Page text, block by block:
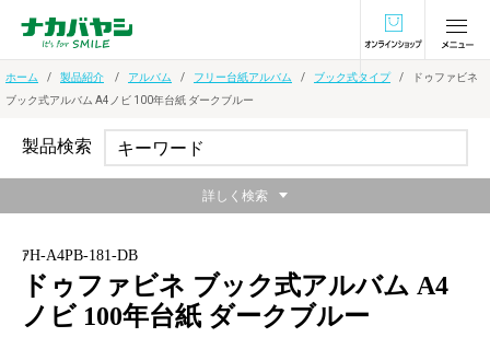
オンラインショ
ホーム 製品紹介 アルバム フリー台紙アルバム ブック式タイプ
ドゥファビネ
ブック式アルバム A4ノビ 100年台紙 ダークブルー
ｱH-A4PB-181-DB
ドゥファビネ ブック式アルバム A4
ノビ 100年台紙 ダークブルー
製品検索
詳しく検索